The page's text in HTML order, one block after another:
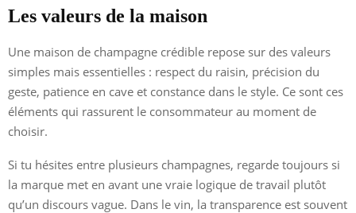
Les valeurs de la maison
Une maison de champagne crédible repose sur des valeurs
simples mais essentielles : respect du raisin, précision du
geste, patience en cave et constance dans le style. Ce sont ces
éléments qui rassurent le consommateur au moment de
choisir.
Si tu hésites entre plusieurs champagnes, regarde toujours si
la marque met en avant une vraie logique de travail plutôt
qu’un discours vague. Dans le vin, la transparence est souvent